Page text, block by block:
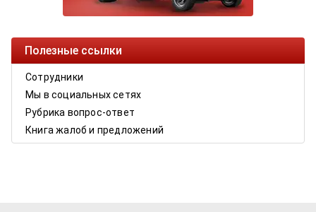
Полезные ссылки
Сотрудники
Мы в социальных сетях
Рубрика вопрос-ответ
Книга жалоб и предложений